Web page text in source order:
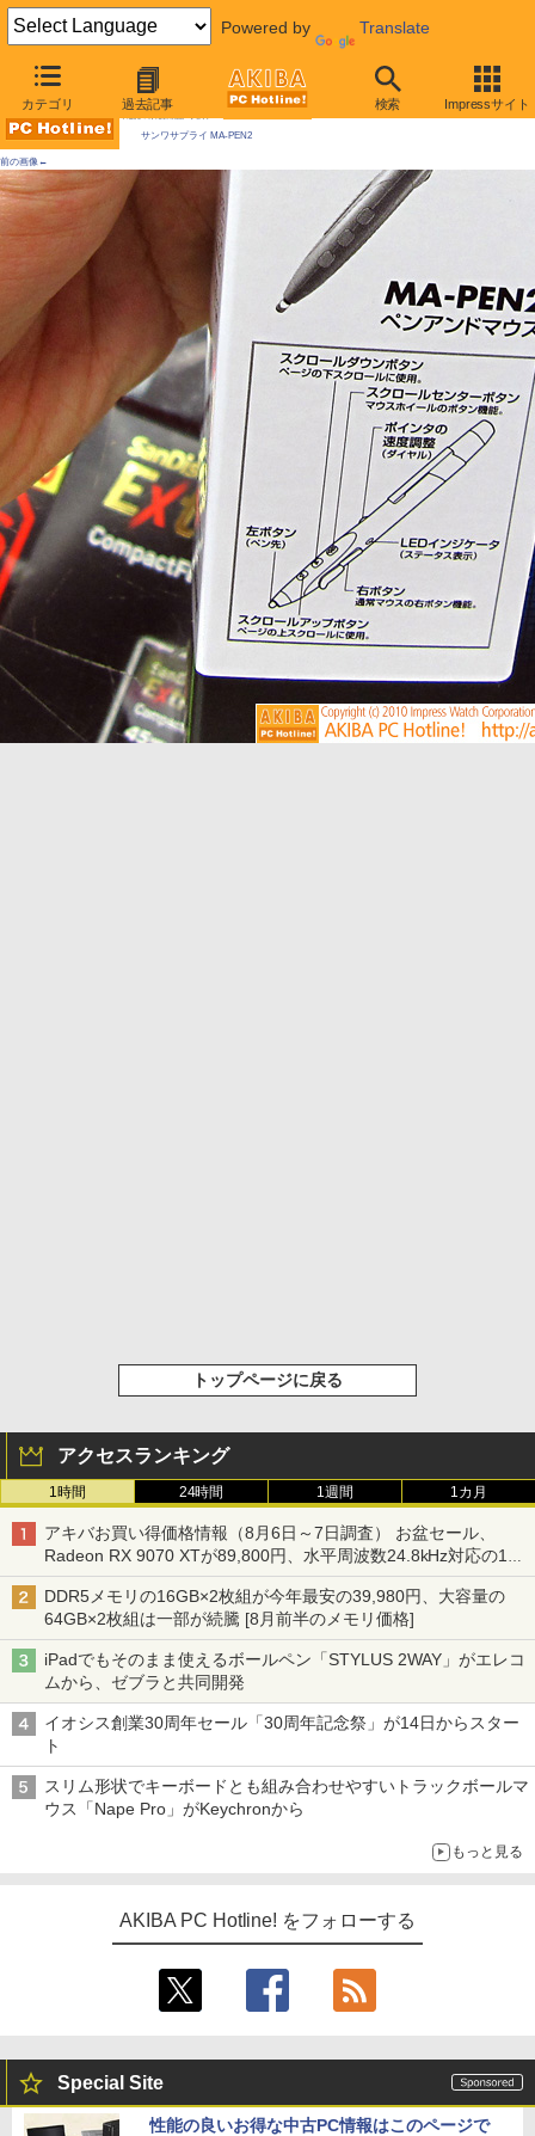
Powered by Translate
カテゴリ 過去記事 検索 Impressサイト
AKIBA PC Hotline! 2010年3月6日号
サンワサプライ MA-PEN2
前の画像←
トップページに戻る
アクセスランキング
1時間 24時間 1週間 1カ月
アキバお買い得価格情報（8月6日～7日調査） お盆セール、
Radeon RX 9070 XTが89,800円、水平周波数24.8kHz対応の17
型モニターが9,801円、暑さ指数連動セール ほか
DDR5メモリの16GB×2枚組が今年最安の39,980円、大容量の
64GB×2枚組は一部が続騰 [8月前半のメモリ価格]
iPadでもそのまま使えるボールペン「STYLUS 2WAY」がエレコ
ムから、ゼブラと共同開発
イオシス創業30周年セール「30周年記念祭」が14日からスター
ト
スリム形状でキーボードとも組み合わせやすいトラックボールマ
ウス「Nape Pro」がKeychronから
もっと見る
AKIBA PC Hotline! をフォローする
Special Site
性能の良いお得な中古PC情報はこのページで